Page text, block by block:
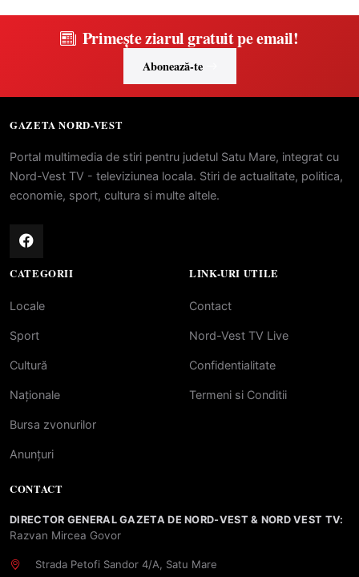
Primește ziarul gratuit pe email!
Abonează-te
GAZETA NORD-VEST
Portal multimedia de stiri pentru judetul Satu Mare, integrat cu
Nord-Vest TV - televiziunea locala. Stiri de actualitate, politica,
economie, sport, cultura si multe altele.
CATEGORII
Locale
Sport
Cultură
Naționale
Bursa zvonurilor
Anunțuri
LINK-URI UTILE
Contact
Nord-Vest TV Live
Confidentialitate
Termeni si Conditii
CONTACT
DIRECTOR GENERAL GAZETA DE NORD-VEST & NORD VEST TV:
Razvan Mircea Govor
Strada Petofi Sandor 4/A, Satu Mare